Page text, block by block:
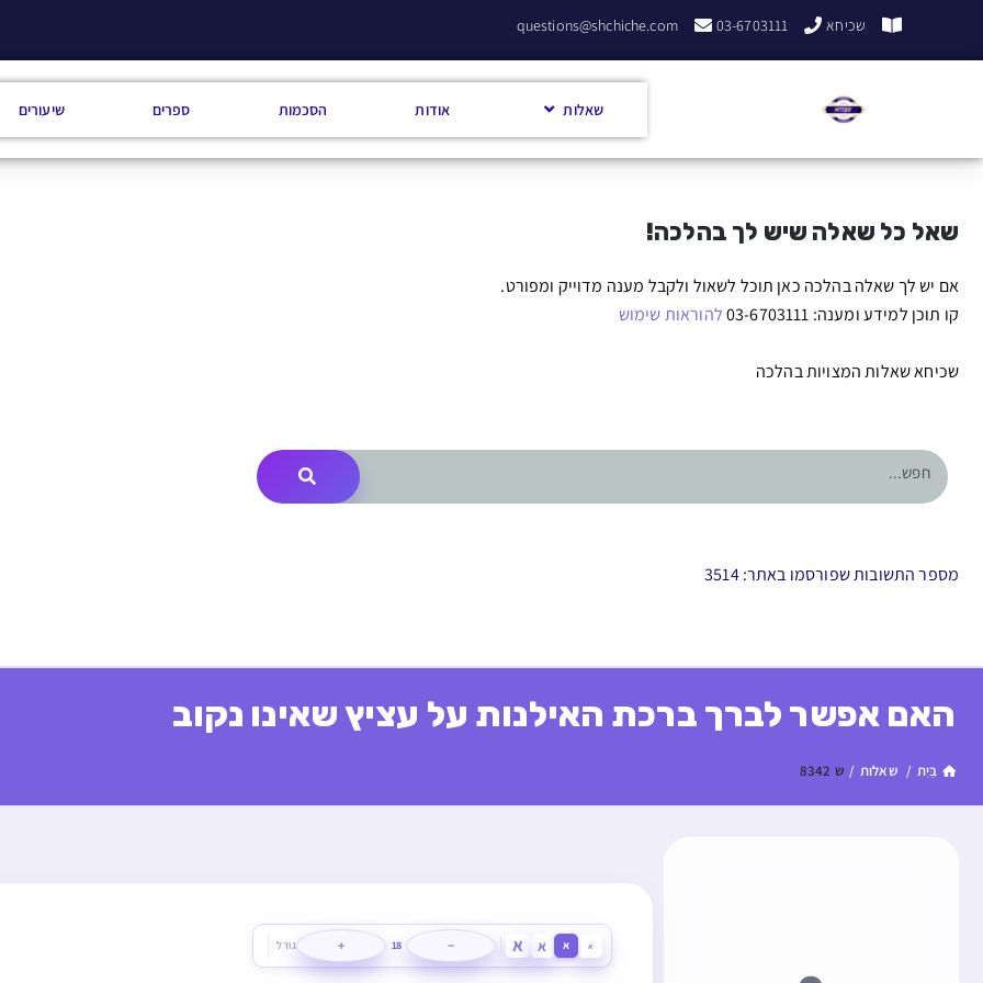
שכיחא 03-6703111
questions@shchiche.com
שאלות אודות הסכמות ספרים שיעורים
שאל כל שאלה שיש לך בהלכה!
אם יש לך שאלה בהלכה כאן תוכל לשאול ולקבל מענה מדוייק ומפורט.
קו תוכן למידע ומענה: 03-6703111
להוראות שימוש
שכיחא שאלות המצויות בהלכה
מספר התשובות שפורסמו באתר: 3514
האם אפשר לברך ברכת האילנות על עציץ שאינו נקוב
בַּיִת / שאלות / ש 8342
א א א א −
18
+ גודל